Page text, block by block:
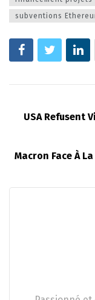
subventions
USA Refusent
Macron Face À